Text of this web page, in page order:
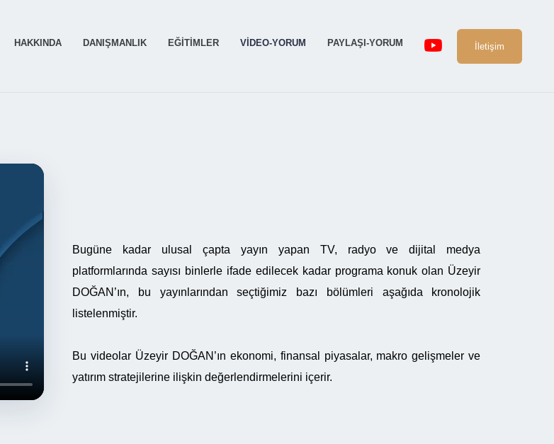
HAKKINDA DANIŞMANLIK EĞITIMLER VIDEO-YORUM PAYLAŞI-YORUM İletişim
Bugüne kadar ulusal çapta yayın yapan TV, radyo ve dijital medya
platformlarında sayısı binlerle ifade edilecek kadar programa konuk olan Üzeyir
DOĞAN’ın, bu yayınlarından seçtiğimiz bazı bölümleri aşağıda kronolojik
listelenmiştir.
Bu videolar Üzeyir DOĞAN’ın ekonomi, finansal piyasalar, makro gelişmeler ve
yatırım stratejilerine ilişkin değerlendirmelerini içerir.